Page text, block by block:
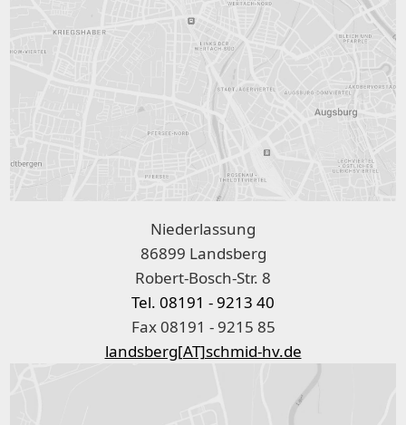
Niederlassung
86899 Landsberg
Robert-Bosch-Str. 8
Tel. 08191 - 9213 40
Fax 08191 - 9215 85
landsberg[AT]schmid-hv.de